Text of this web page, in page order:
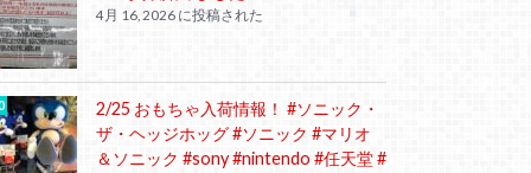
4月 16, 2026 に投稿された
2/25 おもちゃ入荷情報！ #ソニック・
ザ・ヘッジホッグ #ソニック #マリオ
＆ソニック #sony #nintendo #任天堂 #